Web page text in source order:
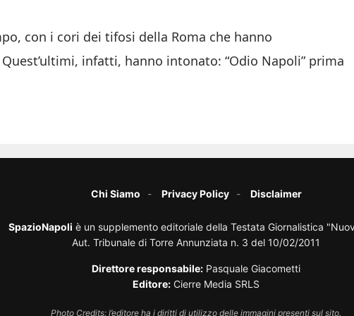
con i cori dei tifosi della Roma che hanno
infatti, hanno intonato: “Odio Napoli” prima
Chi Siamo Privacy Policy Disclaimer
SpazioNapoli è un supplemento editoriale della Testata Giornalistica
Aut. Tribunale di Torre Annunziata n. 3 del 10/02/2011
Direttore responsabile: Pasquale Giacometti
Editore: Cierre Media SRLS
Photo Credits: l’editore ha i diritti di utilizzo delle immagini presenti sul sito.